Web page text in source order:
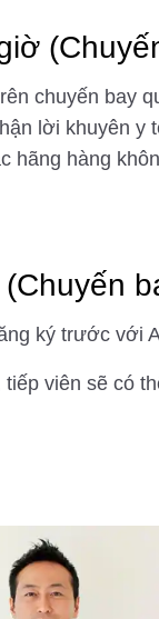
chuyến bay
lời khuyên
hãng hàng
ký trước với
viên sẽ có